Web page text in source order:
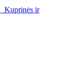
Kuprinės ir